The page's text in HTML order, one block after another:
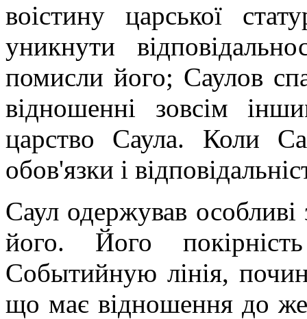
воістину царської
уникнути
помисли його; Саулов
відношенні зовсім
царство Саула. Коли
обов'язки і
Саул одержував особливі
його. Його
Событийную лінія,
що має відношення до